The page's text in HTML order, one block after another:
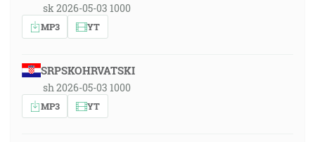
sk 2026-05-03 1000
MP3 YT
SRPSKOHRVATSKI
sh 2026-05-03 1000
MP3 YT